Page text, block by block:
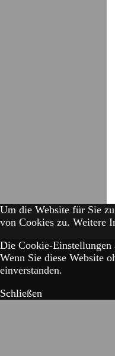
Um die Website für Sie
von Cookies zu. Weitere
Die Cookie-Einstellungen
Wenn Sie diese Website
einverstanden.
Schließen